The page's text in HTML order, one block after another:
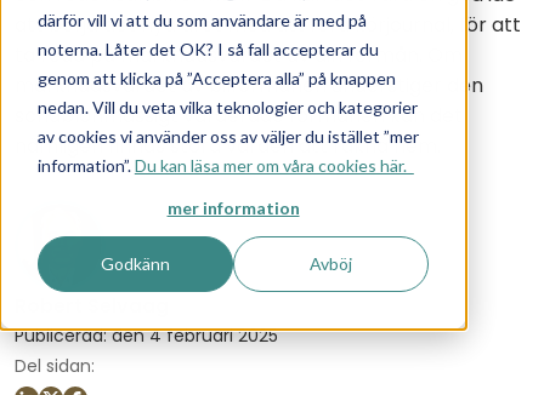
därför vill vi att du som användare är med på
noterna. Låter det OK? I så fall accepterar du
genom att klicka på ”Acceptera alla” på knappen
nedan. Vill du veta vilka teknologier och kategorier
av cookies vi använder oss av väljer du istället ”mer
information”.Du kan läsa mer om våra cookies här.
mer information
Godkänn Avböj
att börja det nya året med att föra körjournal, för att
ta reda på marknadsvärdet av din förmån. Om
marknadsvärdet av bilförmånen understiger den
schablonmässigt värderade förmånen kan det
nämligen finnas stora värden att räkna hem.
Publicerad: den 4 februari 2025
Del sidan: